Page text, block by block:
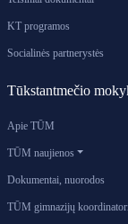
KT programos
Socialinės partnerystės
Tūkstantmečio
Apie TŪM
TŪM naujienos
Dokumentai, nuorodos
TŪM gimnazijų